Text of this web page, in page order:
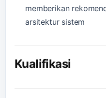
memberikan
arsitektur sistem
Kualifikasi